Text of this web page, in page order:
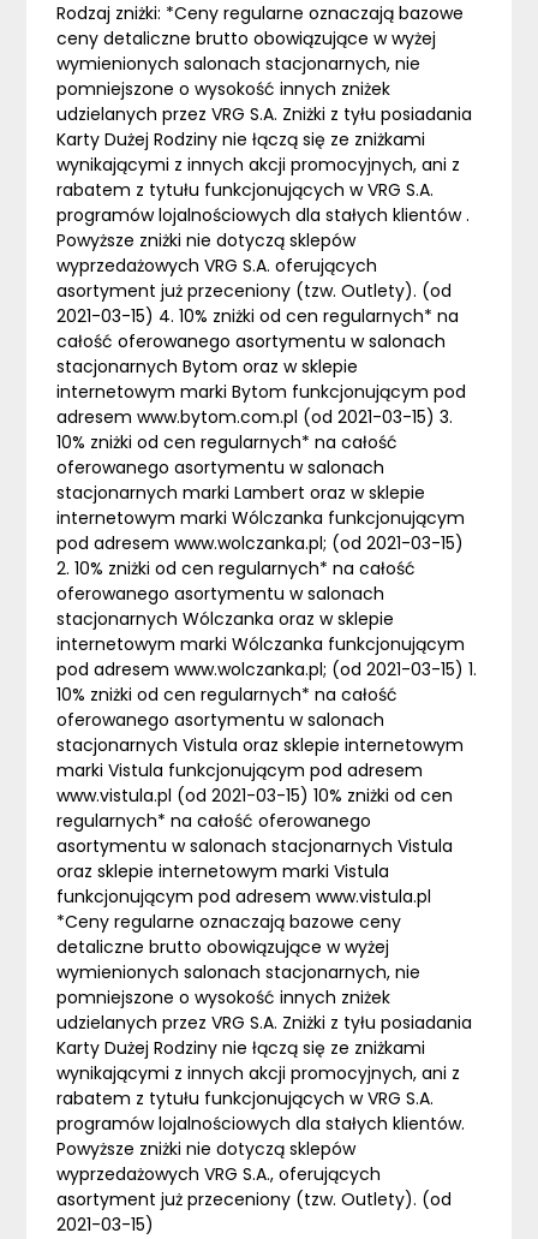
Rodzaj zniżki: *Ceny regularne oznaczają bazowe
ceny detaliczne brutto obowiązujące w wyżej
wymienionych salonach stacjonarnych, nie
pomniejszone o wysokość innych zniżek
udzielanych przez VRG S.A. Zniżki z tyłu posiadania
Karty Dużej Rodziny nie łączą się ze zniżkami
wynikającymi z innych akcji promocyjnych, ani z
rabatem z tytułu funkcjonujących w VRG S.A.
programów lojalnościowych dla stałych klientów .
Powyższe zniżki nie dotyczą sklepów
wyprzedażowych VRG S.A. oferujących
asortyment już przeceniony (tzw. Outlety). (od
2021-03-15) 4. 10% zniżki od cen regularnych* na
całość oferowanego asortymentu w salonach
stacjonarnych Bytom oraz w sklepie
internetowym marki Bytom funkcjonującym pod
adresem www.bytom.com.pl (od 2021-03-15) 3.
10% zniżki od cen regularnych* na całość
oferowanego asortymentu w salonach
stacjonarnych marki Lambert oraz w sklepie
internetowym marki Wólczanka funkcjonującym
pod adresem www.wolczanka.pl; (od 2021-03-15)
2. 10% zniżki od cen regularnych* na całość
oferowanego asortymentu w salonach
stacjonarnych Wólczanka oraz w sklepie
internetowym marki Wólczanka funkcjonującym
pod adresem www.wolczanka.pl; (od 2021-03-15) 1.
10% zniżki od cen regularnych* na całość
oferowanego asortymentu w salonach
stacjonarnych Vistula oraz sklepie internetowym
marki Vistula funkcjonującym pod adresem
www.vistula.pl (od 2021-03-15) 10% zniżki od cen
regularnych* na całość oferowanego
asortymentu w salonach stacjonarnych Vistula
oraz sklepie internetowym marki Vistula
funkcjonującym pod adresem www.vistula.pl
*Ceny regularne oznaczają bazowe ceny
detaliczne brutto obowiązujące w wyżej
wymienionych salonach stacjonarnych, nie
pomniejszone o wysokość innych zniżek
udzielanych przez VRG S.A. Zniżki z tyłu posiadania
Karty Dużej Rodziny nie łączą się ze zniżkami
wynikającymi z innych akcji promocyjnych, ani z
rabatem z tytułu funkcjonujących w VRG S.A.
programów lojalnościowych dla stałych klientów.
Powyższe zniżki nie dotyczą sklepów
wyprzedażowych VRG S.A., oferujących
asortyment już przeceniony (tzw. Outlety). (od
2021-03-15)